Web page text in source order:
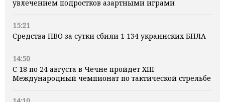
увлечением подростков азартными играми
15:21
Средства ПВО за сутки сбили 1 134 украинских БПЛА
14:50
С 18 по 24 августа в Чечне пройдет XIII
Международный чемпионат по тактической стрельбе